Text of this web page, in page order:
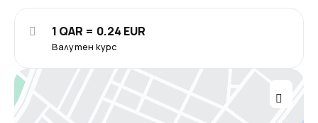
Валутен курс
1 QAR = 0.24 EUR